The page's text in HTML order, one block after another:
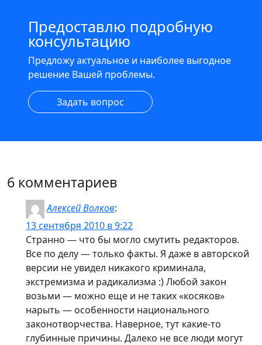
Предоставлю подробную
консультацию
Предложу актуальное и наиболее выгодное
решение Вашей проблемы.
Задать вопрос
6 комментариев
Алексей Волков:
13 сентября 2010 в 9:22
Странно — что бы могло смутить редакторов.
Все по делу — только факты. Я даже в авторской
версии не увидел никакого криминала,
экстремизма и радикализма :) Любой закон
возьми — можно еще и не таких «косяков»
нарыть — особенности национального
законотворчества. Наверное, тут какие-то
глубинные причины. Далеко не все люди могут